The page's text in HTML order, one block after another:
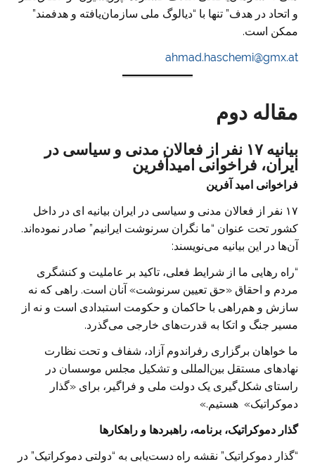
و اتحاد در هدف” تنها با “‌دیالوگ ملی سازمان‌یافته و هدفمند”
ممکن است.
ahmad.haschemi@gmx.at
مقاله دوم
بیانیه ۱۷ نفر از فعالان مدنی و سیاسی در
ایران، فراخوانی امیدآفرین
فراخوانی امید آفرین
۱۷ نفر از فعالان مدنی و سیاسی در ایران بیانیه ای در داخل
کشور تحت عنوان “ما نگران سرنوشت ایرانیم” صادر نموده‌اند‌.
آن‌ها در این بیانیه می‌نویسند:
“راه رهایی ما از شرایط فعلی، تاکید بر عاملیت و کنشگری
مردم و احقاق «حق تعیین سرنوشت» آنان است. راهی که نه
سازش و هم‌راهی با حاکمان ‌و‌ حکومت استبدادی است و نه از
مسیر جنگ و اتکا به قدرت‌های خارجی می‌گذرد.
ما خواهان برگزاری رفراندوم آزاد، شفاف و تحت نظارت
نهادهای مستقل بین‌المللی و تشکیل مجلس موسسان در
راستای شکل‌گیری یک دولت ملی و فراگیر، برای «گذار
دموکراتیک» هستیم.»
گذار دموکراتیک، برنامه، راهبردها و راهکارها
“گذار دموکراتیک” نقشه راه دست‌یابی به “‌دولتی دموکراتیک” در